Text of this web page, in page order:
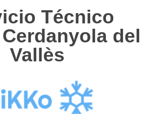
Técnico
del
Vallès